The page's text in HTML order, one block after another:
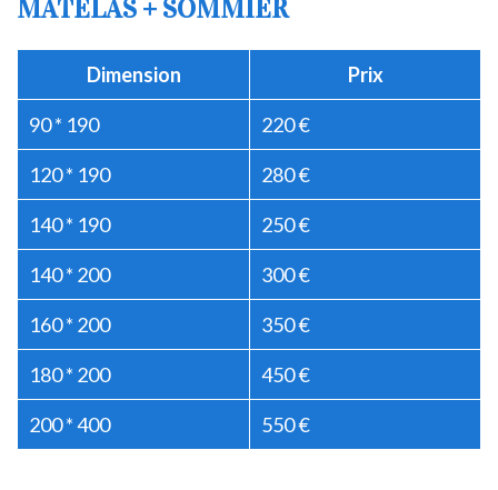
MATELAS + SOMMIER
Dimension Prix
90 * 190 220 €
120 * 190 280 €
140 * 190 250 €
140 * 200 300 €
160 * 200 350 €
180 * 200 450 €
200 * 400 550 €